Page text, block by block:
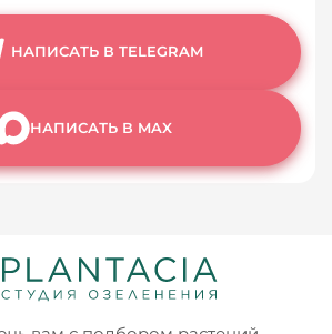
НАПИСАТЬ В TELEGRAM
НАПИСАТЬ В MAX